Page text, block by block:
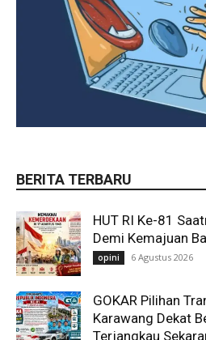
BERITA TERBARU
HUT RI Ke-81
Demi Kemajuan
opini 6 Agustus 2026
GOKAR Pilihan
Karawang Dekat
Terjangkau